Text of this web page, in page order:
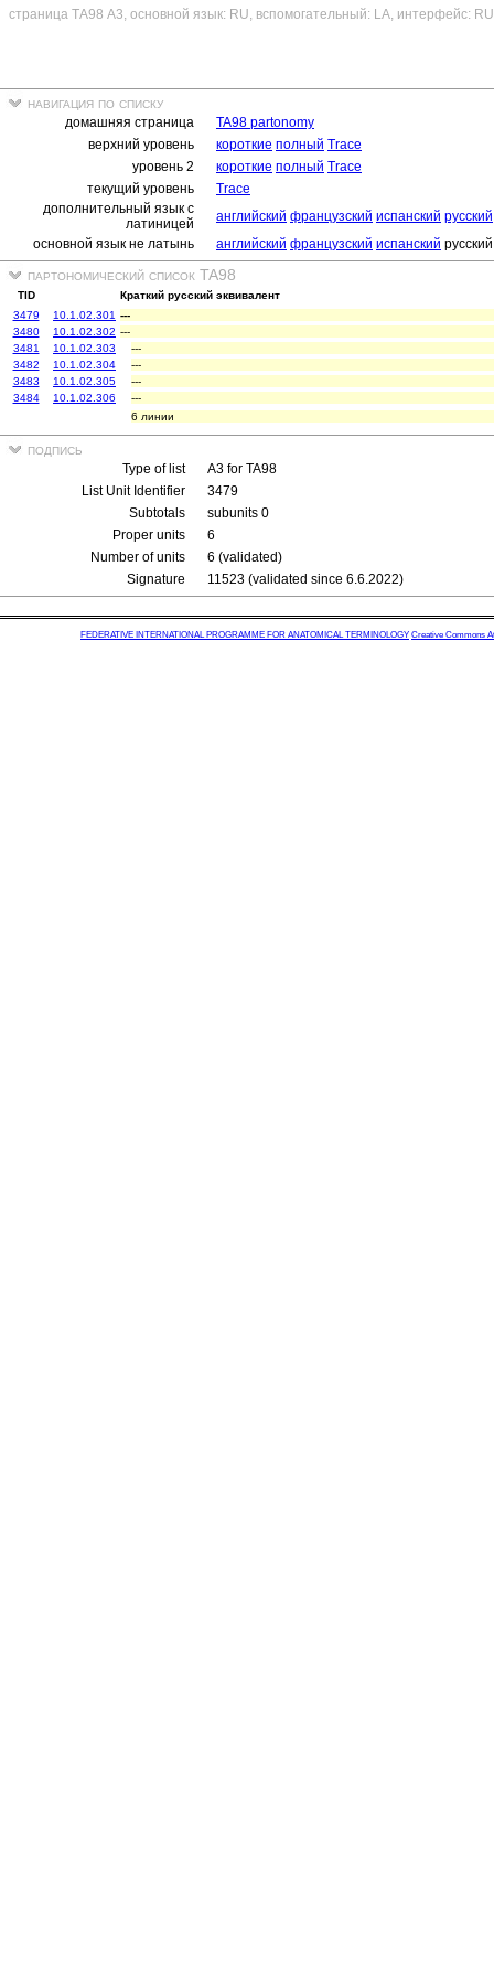
страница ТА98 A3, основной язык: RU, вспомогательный: LA, интерфейс:
навигация по списку
домашняя страница
TA98 partonomy
верхний уровень
короткие полный Trace
уровень 2
короткие полный Trace
текущий уровень
Trace
дополнительный язык с
латиницей
английский французский испанский русский
основной язык не латынь
английский французский испанский русский
партономический список TA98
TID
Краткий русский эквивалент
3479
10.1.02.301 ---
3480
10.1.02.302 ---
3481
10.1.02.303
---
3482
10.1.02.304
---
3483
10.1.02.305
---
3484
10.1.02.306
---
6 линии
подпись
Type of list
A3 for TA98
List Unit Identifier
3479
Subtotals
subunits 0
Proper units
6
Number of units
6 (validated)
Signature
11523 (validated since 6.6.2022)
FEDERATIVE INTERNATIONAL PROGRAMME FOR ANATOMICAL TERMINOLOGY Creative Commons